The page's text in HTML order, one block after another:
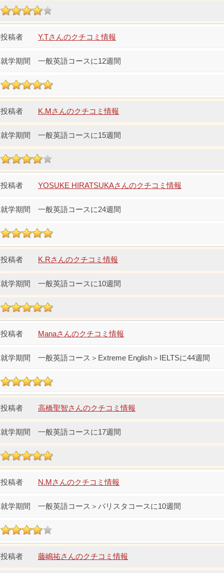
Y.Tさんのクチコミ情報
一般英語コースに12週間
K.Mさんのクチコミ情報
一般英語コースに15週間
YOSUKE HIRATSUKAさんのクチコミ情報
一般英語コースに24週間
K.Rさんのクチコミ情報
一般英語コースに10週間
Manaさんのクチコミ情報
一般英語コース＞Extreme English＞IELTSに44週間
高橋聖智さんのクチコミ情報
一般英語コースに17週間
N.Mさんのクチコミ情報
一般英語コース＞バリスタコースに10週間
藤嶋祐さんのクチコミ情報